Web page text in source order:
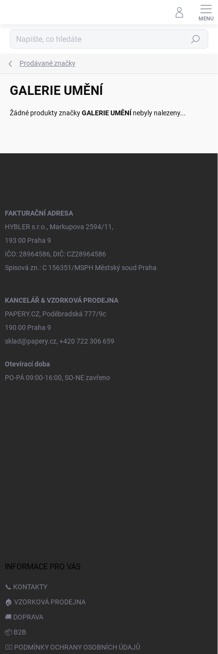
Hledat
Prodávané značky
GALERIE UMĚNÍ
Žádné produkty značkyGALERIE UMĚNÍ nebyly nalezeny...
FAKTURAČNÍ ADRESA
HYBLER s.r.o., Markupova 2594/11,
193 00 Praha 9
IČO: 28964586, DIČ: CZ28964586
Spisová zn.: C 156351/MSPH Městský soud Praha
KANCELÁŘ & VZORKOVÁ PRODEJNA
PAPERY.CZ, Poděbradská 777/9c
190 00 Praha 9
sklad@papery.cz, +420 722 306 659
Otevírací doba
PO-PÁ 09:00-16:00, SO-NE zavřeno
INFORMACE PRO VÁS
📞 KONTAKTY
🏠 VZORKOVÁ PRODEJNA
🚚 DOPRAVA
📦 B2B
🙆‍♂️ PODMÍNKY OCHRANY OSOBNÍCH ÚDAJŮ